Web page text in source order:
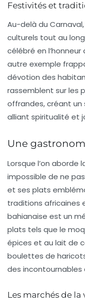
Festivités et
Au-delà du
culturels tout au long
célébré en
autre exemple
dévotion des
rassemblent sur les
offrandes, créant
alliant spiritualité et
Une
Lorsque l’on aborde
impossible de ne
et ses plats
traditions africaines
bahianaise est un
plats tels que le
épices et au lait de
boulettes de
des incontournables
Les marchés de la